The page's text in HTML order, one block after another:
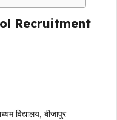
Recruitment
विद्यालय, बीजापुर